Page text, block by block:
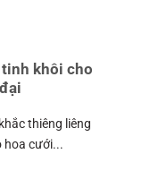
tinh khôi cho
thiêng liêng
hoa cưới...